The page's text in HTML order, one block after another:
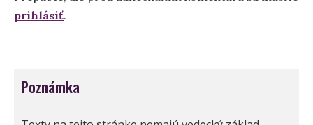
prihlásiť.
Poznámka